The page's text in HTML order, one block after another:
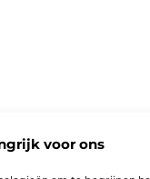
voor ons